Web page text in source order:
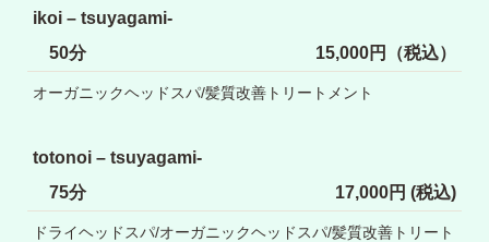
ikoi – tsuyagami-
50分
15,000円（税込）
オーガニックヘッドスパ/髪質改善トリートメント
totonoi – tsuyagami-
75分
17,000円 (税込)
ドライヘッドスパ/オーガニックヘッドスパ/髪質改善トリート